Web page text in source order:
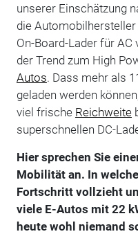
unserer Einschätzung
die
On-Board-Lader für AC
der Trend zum High
Autos. Dass mehr als
geladen werden
viel frische Reichweite
superschnellen DC-
Hier sprechen Sie
Mobilität an. In
Fortschritt vollzieht
viele E-Autos mit 22
heute wohl niemand